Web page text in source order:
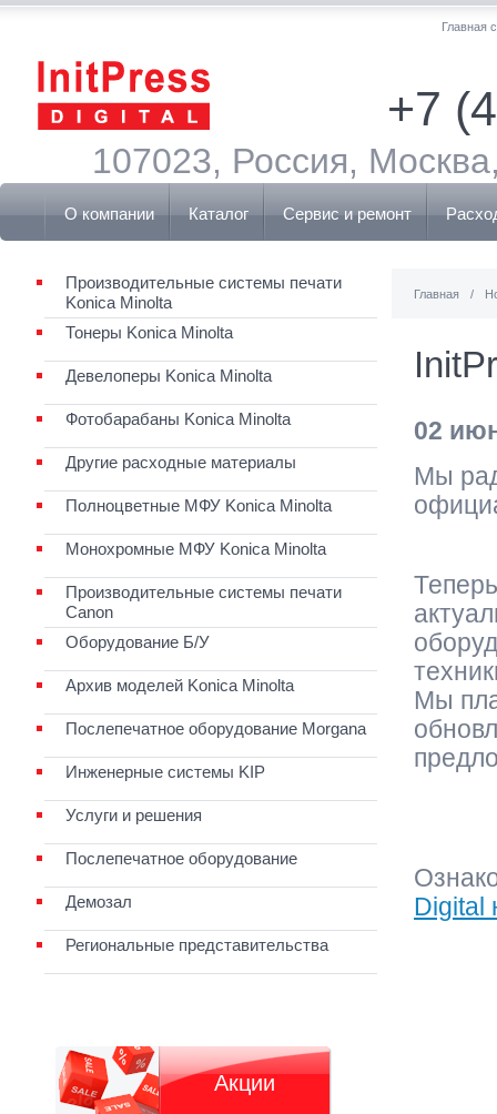
Главная
+7
107023, Россия,
О компании Каталог Сервис и ремонт
Главная /
02
Мы
Мы
Digital
Производительные системы печати
Konica Minolta
Тонеры Konica Minolta
Девелоперы Konica Minolta
Фотобарабаны Konica Minolta
Другие расходные материалы
Полноцветные МФУ Konica Minolta
Монохромные МФУ Konica Minolta
Производительные системы печати
Canon
Оборудование Б/У
Архив моделей Konica Minolta
Послепечатное оборудование Morgana
Инженерные системы KIP
Услуги и решения
Послепечатное оборудование
Демозал
Региональные представительства
Акции